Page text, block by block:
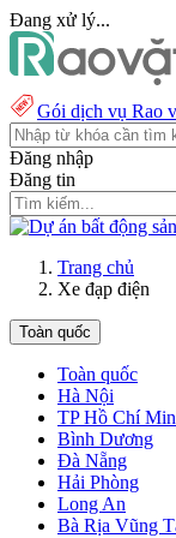
Đang xử lý...
Gói dịch vụ Rao
Đăng nhập
Đăng tin
Trang chủ
Xe đạp điện
Toàn quốc
Toàn quốc
Hà Nội
TP Hồ Chí
Bình Dương
Đà Nẵng
Hải Phòng
Long An
Bà Rịa Vũng